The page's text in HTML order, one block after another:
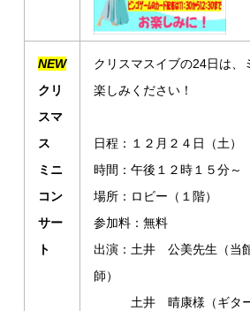
NEW
クリ
スマ
ス
ミニ
コン
サー
ト
クリスマスイブの24日は、
楽しみください！
日程：１２月２４日（土）
時間：午後１２時１５分～
場所：ロビー（１階）
参加料：無料
出演：土井 公美先生（当
師）
土井 晴康様（ギタ